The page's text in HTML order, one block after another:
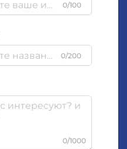
0/100
0/200
0/1000